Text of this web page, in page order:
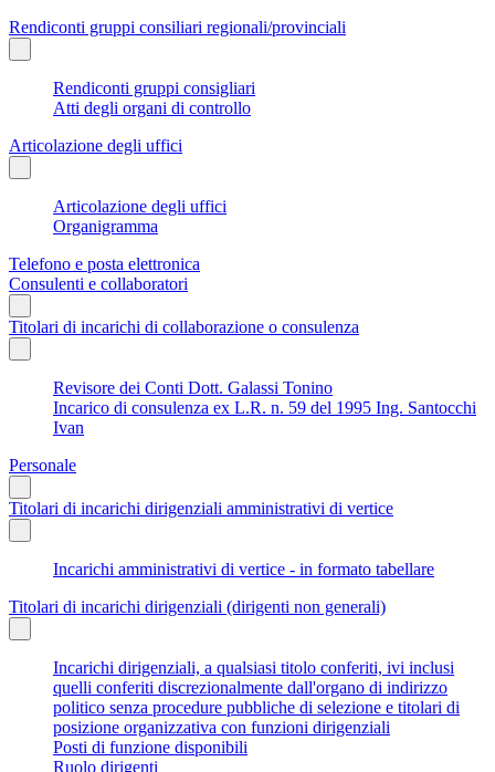
Rendiconti gruppi consiliari regionali/provinciali
Rendiconti gruppi consigliari
Atti degli organi di controllo
Articolazione degli uffici
Articolazione degli uffici
Organigramma
Telefono e posta elettronica
Consulenti e collaboratori
Titolari di incarichi di collaborazione o consulenza
Revisore dei Conti Dott. Galassi Tonino
Incarico di consulenza ex L.R. n. 59 del 1995 Ing. Santocchi
Ivan
Personale
Titolari di incarichi dirigenziali amministrativi di vertice
Incarichi amministrativi di vertice - in formato tabellare
Titolari di incarichi dirigenziali (dirigenti non generali)
Incarichi dirigenziali, a qualsiasi titolo conferiti, ivi inclusi
quelli conferiti discrezionalmente dall'organo di indirizzo
politico senza procedure pubbliche di selezione e titolari di
posizione organizzativa con funzioni dirigenziali
Posti di funzione disponibili
Ruolo dirigenti